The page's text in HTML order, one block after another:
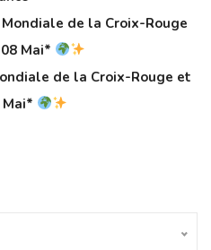
Mondiale de la Croix-Rouge
Mai*
de la Croix-Rouge et